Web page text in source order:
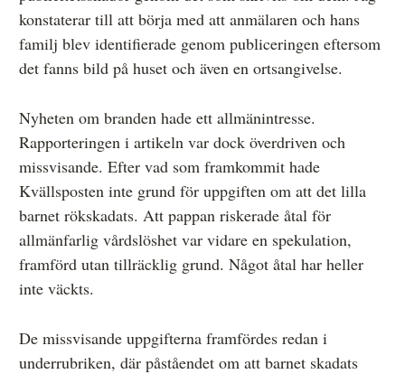
konstaterar till att börja med att anmälaren och hans
familj blev identifierade genom publiceringen eftersom
det fanns bild på huset och även en ortsangivelse.
Nyheten om branden hade ett allmänintresse.
Rapporteringen i artikeln var dock överdriven och
missvisande. Efter vad som framkommit hade
Kvällsposten inte grund för uppgiften om att det lilla
barnet rökskadats. Att pappan riskerade åtal för
allmänfarlig vårdslöshet var vidare en spekulation,
framförd utan tillräcklig grund. Något åtal har heller
inte väckts.
De missvisande uppgifterna framfördes redan i
underrubriken, där påståendet om att barnet skadats